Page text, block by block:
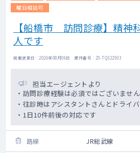
曜日相談可
【船橋市 訪問診療】精
人です
掲載更新日 : 2026年08月06日 案件番号 : 25-TQ322933
担当エージェントより
・訪問診療経験は必須ではございません
・往診時はアシスタントさんとドライ
・1日10件前後の対応です
路線 JR総武線